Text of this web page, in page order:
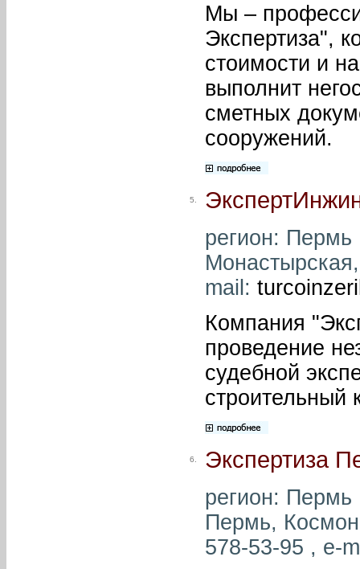
Мы –
Экспертиза",
стоимости и
выполнит
сметных
сооружений.
5.
регион: Пермь
mail:
Компания
проведение
судебной
строительный
6. Экспертиза
регион: Пермь
Пермь,
578-53-95 , e-